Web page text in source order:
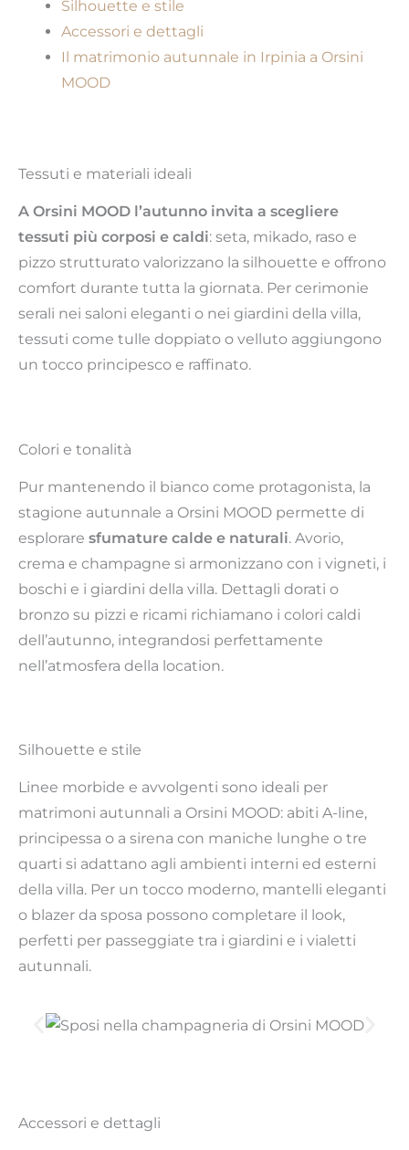
Silhouette e stile
Accessori e dettagli
Il matrimonio autunnale in Irpinia a Orsini
MOOD
Tessuti e materiali ideali
A Orsini MOOD l’autunno invita a scegliere
tessuti più corposi e caldi: seta, mikado, raso e
pizzo strutturato valorizzano la silhouette e offrono
comfort durante tutta la giornata. Per cerimonie
serali nei saloni eleganti o nei giardini della villa,
tessuti come tulle doppiato o velluto aggiungono
un tocco principesco e raffinato.
Colori e tonalità
Pur mantenendo il bianco come protagonista, la
stagione autunnale a Orsini MOOD permette di
esplorare sfumature calde e naturali. Avorio,
crema e champagne si armonizzano con i vigneti, i
boschi e i giardini della villa. Dettagli dorati o
bronzo su pizzi e ricami richiamano i colori caldi
dell’autunno, integrandosi perfettamente
nell’atmosfera della location.
Silhouette e stile
Linee morbide e avvolgenti sono ideali per
matrimoni autunnali a Orsini MOOD: abiti A-line,
principessa o a sirena con maniche lunghe o tre
quarti si adattano agli ambienti interni ed esterni
della villa. Per un tocco moderno, mantelli eleganti
o blazer da sposa possono completare il look,
perfetti per passeggiate tra i giardini e i vialetti
autunnali.
Accessori e dettagli